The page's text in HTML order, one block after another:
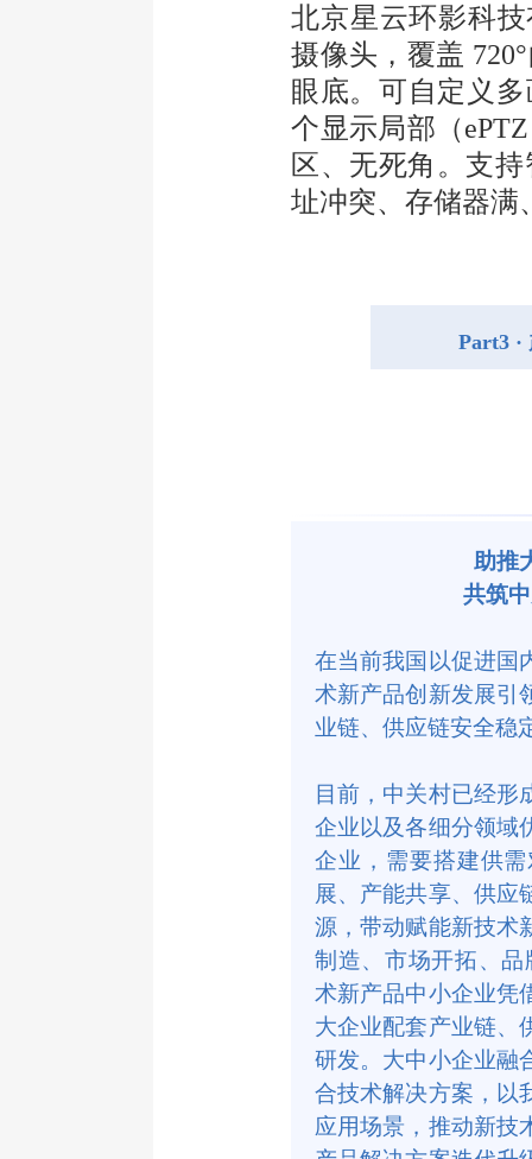
北京星云环影科
摄像头，覆盖
眼底。可自定义
个显示局部（
区、无死角。支
址冲突、存储器满
Part3 ·
助推
共筑
在当前我国以促进国
术新产品创新发展引
业链、供应链安全稳
目前，中关村已经形
企业以及各细分领域
企业，需要搭建供
展、产能共享、供应
源，带动赋能新技术
制造、市场开拓、
术新产品中小企业凭
大企业配套产业链、
研发。大中小企业融
合技术解决方案，以
应用场景，推动新技